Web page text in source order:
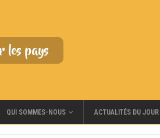
QUI SOMMES-NOUS ACTUALITÉS DU JOUR